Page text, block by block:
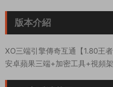
版本介紹
XO三端引擎傳奇互通【1.80王
安卓蘋果三端+加密工具+視頻